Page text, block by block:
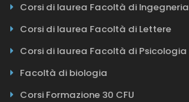
Corsi di laurea Facoltà di Ingegneria
Corsi di laurea Facoltà di Lettere
Corsi di laurea Facoltà di Psicologia
Facoltà di biologia
Corsi Formazione 30 CFU